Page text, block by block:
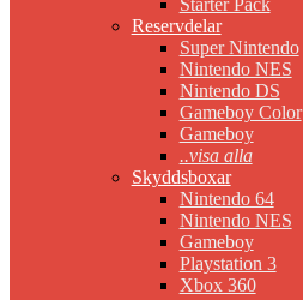
Starter Pack
Reservdelar
Super Nintendo
Nintendo NES
Nintendo DS
Gameboy Color
Gameboy
..visa alla
Skyddsboxar
Nintendo 64
Nintendo NES
Gameboy
Playstation 3
Xbox 360